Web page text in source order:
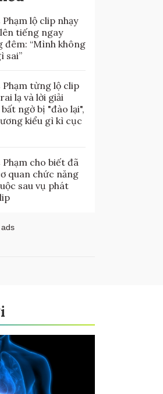
Phạm lộ clip nhạy
tiếng ngay
đêm: “Mình không
sai”
Phạm từng lộ clip
lạ và lời giải
ngờ bị "đào lại",
kiểu gì kì cục
Phạm cho biết đã
quan chức năng
sau vụ phát
ads